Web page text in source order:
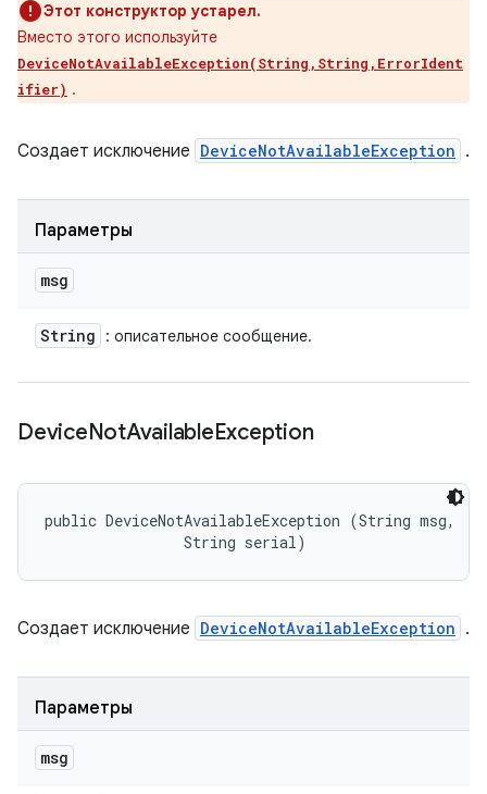
Этот конструктор устарел.
Вместо этого используйте
DeviceNotAvailableException(String,String,ErrorIdent
ifier) .
Создает исключение DeviceNotAvailableException .
Параметры
msg
String : описательное сообщение.
DeviceNotAvailableException
public DeviceNotAvailableException (String msg,
                String serial)
Создает исключение DeviceNotAvailableException .
Параметры
msg